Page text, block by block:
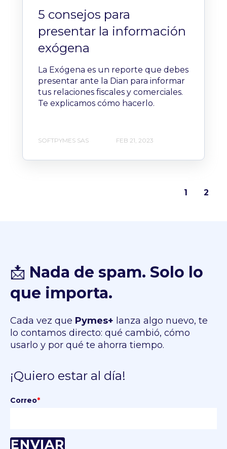
5 consejos para
presentar la información
exógena
La Exógena es un reporte que debes
presentar ante la Dian para informar
tus relaciones fiscales y comerciales.
Te explicamos cómo hacerlo.
SOFTPYMES SAS FEB 21, 2023
1 2
📩 Nada de spam. Solo lo
que importa.
Cada vez que Pymes+ lanza algo nuevo, te
lo contamos directo: qué cambió, cómo
usarlo y por qué te ahorra tiempo.
¡Quiero estar al día!
Correo*